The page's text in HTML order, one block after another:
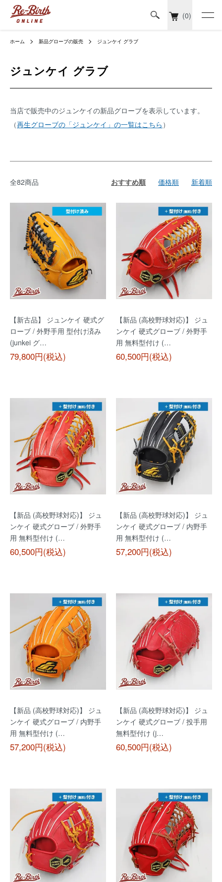
(0)
ホーム 新品グローブの販売 ジュンケイ グラブ
ジュンケイ グラブ
当店で販売中のジュンケイの新品グローブを表示しています。
（再生グローブの「ジュンケイ」の一覧はこちら ）
全82商品 おすすめ順 価格順 新着順
【新古品】 ジュンケイ 硬式グ
ローブ / 外野手用 型付け済み
(junkei グ…
79,800円(税込)
【新品 (高校野球対応)】 ジュ
ンケイ 硬式グローブ / 外野手
用 無料型付け (…
60,500円(税込)
【新品 (高校野球対応)】 ジュ
ンケイ 硬式グローブ / 外野手
用 無料型付け (…
60,500円(税込)
【新品 (高校野球対応)】 ジュ
ンケイ 硬式グローブ / 内野手
用 無料型付け (…
57,200円(税込)
【新品 (高校野球対応)】 ジュ
ンケイ 硬式グローブ / 内野手
用 無料型付け (…
57,200円(税込)
【新品 (高校野球対応)】 ジュ
ンケイ 硬式グローブ / 投手用
無料型付け (j…
60,500円(税込)